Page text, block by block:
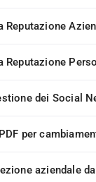
dei Social
per
aziendale